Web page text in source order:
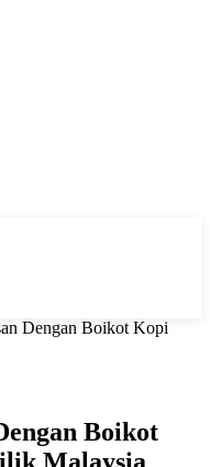
Dengan Boikot Kopi
Boikot
Malaysia